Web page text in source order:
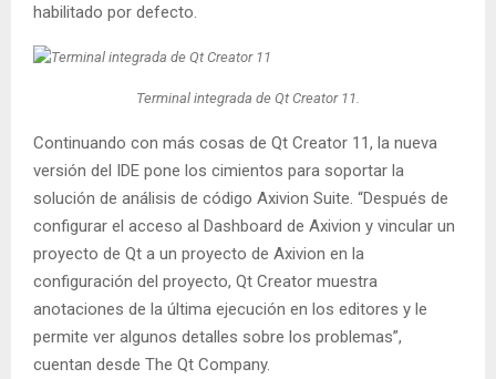
habilitado por defecto.
Terminal integrada de Qt Creator 11.
Continuando con más cosas de Qt Creator 11, la nueva
versión del IDE pone los cimientos para soportar la
solución de análisis de código Axivion Suite. “Después de
configurar el acceso al Dashboard de Axivion y vincular un
proyecto de Qt a un proyecto de Axivion en la
configuración del proyecto, Qt Creator muestra
anotaciones de la última ejecución en los editores y le
permite ver algunos detalles sobre los problemas”,
cuentan desde The Qt Company.